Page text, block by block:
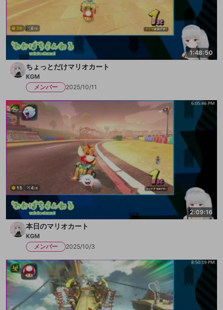
1:48:50
ちょっとだけマリオカート
KGM
メンバー
2025/10/11
2:09:16
本日のマリオカート
KGM
メンバー
2025/10/3